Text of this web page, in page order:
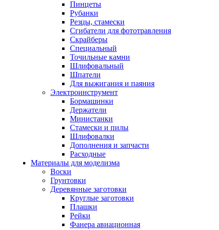
Пинцеты
Рубанки
Резцы, стамески
Сгибатели для фототравления
Скрайберы
Специальный
Точильные камни
Шлифовальный
Шпатели
Для выжигания и паяния
Электроинструмент
Бормашинки
Держатели
Министанки
Стамески и пилы
Шлифовалки
Дополнения и запчасти
Расходные
Материалы для моделизма
Воски
Грунтовки
Деревянные заготовки
Круглые заготовки
Плашки
Рейки
Фанера авиационная